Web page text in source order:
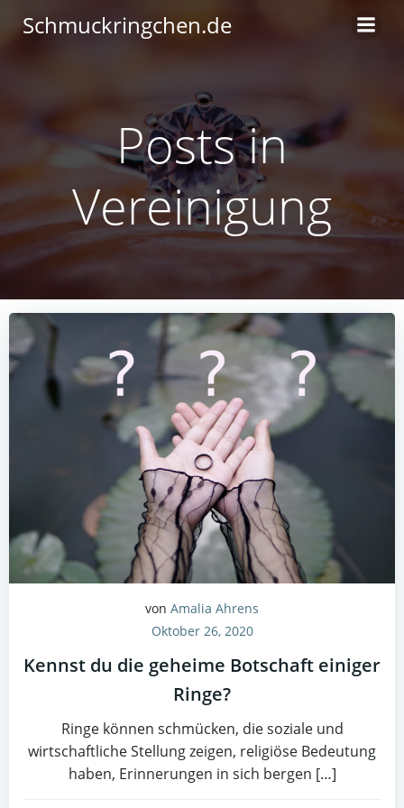
Inhalt
Schmuckringchen.de
Posts in
Vereinigung
von Amalia Ahrens
Oktober 26, 2020
Kennst du die geheime Botschaft einiger
Ringe?
Ringe können schmücken, die soziale und
wirtschaftliche Stellung zeigen, religiöse Bedeutung
haben, Erinnerungen in sich bergen […]